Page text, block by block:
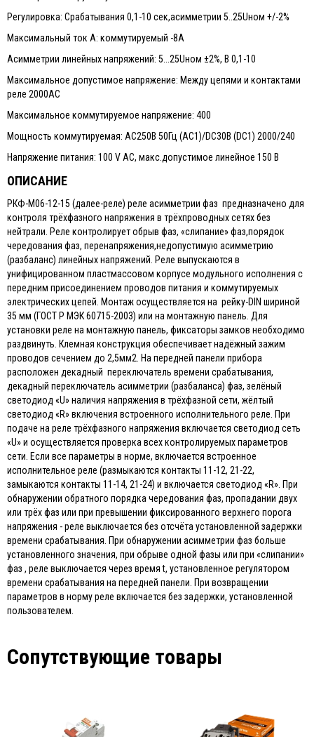
Регулировка: Срабатывания 0,1-10 сек,асимметрии 5..25Uном +/-2%
Максимальный ток А: коммутируемый -8А
Асимметрии линейных напряжений: 5...25Uном ±2%, В 0,1-10
Максимальное допустимое напряжение: Между цепями и контактами
реле 2000АС
Максимальное коммутируемое напряжение: 400
Мощность коммутируемая: АС250В 50Гц (АС1)/DC30В (DC1) 2000/240
Напряжение питания: 100 V AС, макс.допустимое линейное 150 В
ОПИСАНИЕ
РКФ-М06-12-15 (далее-реле) реле асимметрии фаз предназначено для
контроля трёхфазного напряжения в трёхпроводных сетях без
нейтрали. Реле контролирует обрыв фаз, «слипание» фаз,порядок
чередования фаз, перенапряжения,недопустимую асимметрию
(разбаланс) линейных напряжений. Реле выпускаются в
унифицированном пластмассовом корпусе модульного исполнения с
передним присоединением проводов питания и коммутируемых
электрических цепей. Монтаж осуществляется на рейку-DIN шириной
35 мм (ГОСТ Р МЭК 60715-2003) или на монтажную панель. Для
установки реле на монтажную панель, фиксаторы замков необходимо
раздвинуть. Клемная конструкция обеспечивает надёжный зажим
проводов сечением до 2,5мм2. На передней панели прибора
расположен декадный переключатель времени срабатывания,
декадный переключатель асимметрии (разбаланса) фаз, зелёный
светодиод «U» наличия напряжения в трёхфазной сети, жёлтый
светодиод «R» включения встроенного исполнительного реле. При
подаче на реле трёхфазного напряжения включается светодиод сеть
«U» и осуществляется проверка всех контролируемых параметров
сети. Если все параметры в норме, включается встроенное
исполнительное реле (размыкаются контакты 11-12, 21-22,
замыкаются контакты 11-14, 21-24) и включается светодиод «R». При
обнаружении обратного порядка чередования фаз, пропадании двух
или трёх фаз или при превышении фиксированного верхнего порога
напряжения - реле выключается без отсчёта установленной задержки
времени срабатывания. При обнаружении асимметрии фаз больше
установленного значения, при обрыве одной фазы или при «слипании»
фаз , реле выключается через время t, установленное регулятором
времени срабатывания на передней панели. При возвращении
параметров в норму реле включается без задержки, установленной
пользователем.
Сопутствующие товары